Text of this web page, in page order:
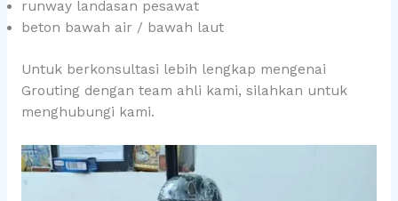
runway landasan pesawat
beton bawah air / bawah laut
Untuk berkonsultasi lebih lengkap mengenai
Grouting dengan team ahli kami, silahkan untuk
menghubungi kami.